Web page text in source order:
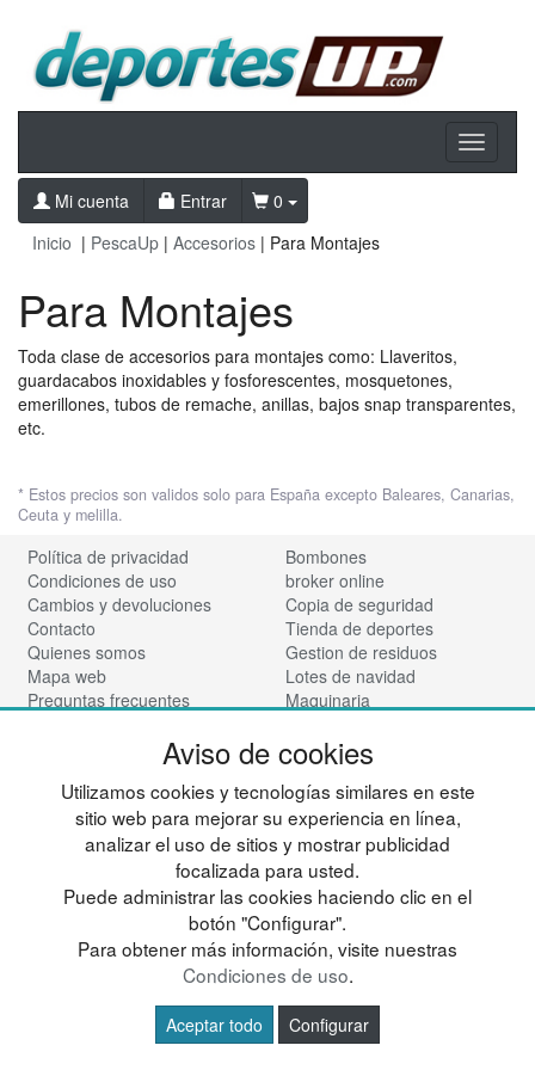
Toggle
Mi cuenta
Entrar
0
Inicio | PescaUp | Accesorios | Para Montajes
Para Montajes
Toda clase de accesorios para montajes como: Llaveritos,
guardacabos inoxidables y fosforescentes, mosquetones,
emerillones, tubos de remache, anillas, bajos snap transparentes,
etc.
* Estos precios son validos solo para España excepto Baleares, Canarias,
Ceuta y melilla.
Política de privacidad
Condiciones de uso
Cambios y devoluciones
Contacto
Quienes somos
Mapa web
Preguntas frecuentes
Bombones
broker online
Copia de seguridad
Tienda de deportes
Gestion de residuos
Lotes de navidad
Maquinaria
Nadadores
Vinotecas
Para almacen
Tienda de cosmética
© deportesup.com - Todos los derechos reservados
Aviso de cookies
Utilizamos cookies y tecnologías similares en este
sitio web para mejorar su experiencia en línea,
analizar el uso de sitios y mostrar publicidad
focalizada para usted.
Puede administrar las cookies haciendo clic en el
botón "Configurar".
Para obtener más información, visite nuestras
Condiciones de uso.
Aceptar todo Configurar